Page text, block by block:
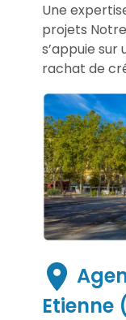
Une
projets
s’appuie
rachat de
Etienne